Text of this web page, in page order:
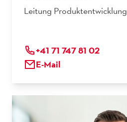
Leitung Produktentwicklung
+41 71 747 81 02
E-Mail